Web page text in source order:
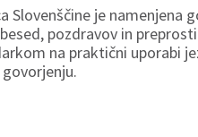
Slovenščine je
pozdravov in
na praktični uporabi